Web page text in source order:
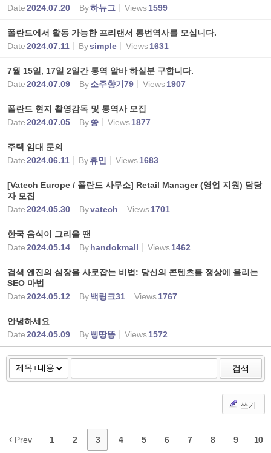
Date2024.07.20 By하뉴그 Views1599
폴란드에서 활동 가능한 프리랜서 통번역사를 모십니다.
Date2024.07.11 Bysimple Views1631
7월 15일, 17일 2일간 통역 알바 하실분 구합니다.
Date2024.07.09 By소주향기79 Views1907
폴란드 현지 촬영감독 및 통역사 모집
Date2024.07.05 By쏭 Views1877
주택 임대 문의
Date2024.06.11 By휴민 Views1683
[Vatech Europe / 폴란드 사무소] Retail Manager (영업 지원) 담당
자 모집
Date2024.05.30 Byvatech Views1701
한국 음식이 그리울 땐
Date2024.05.14 Byhandokmall Views1462
검색 엔진의 심장을 사로잡는 비법: 당신의 콘텐츠를 정상에 올리는
SEO 마법
Date2024.05.12 By백링크31 Views1767
안녕하세요
Date2024.05.09 By삥땅똥 Views1572
검색
쓰기
Prev 1 2 3 4 5 6 7 8 9 10